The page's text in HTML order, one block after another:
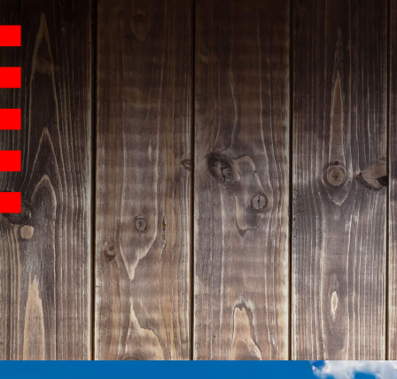
Homepage |
Impressum
Datenschutz